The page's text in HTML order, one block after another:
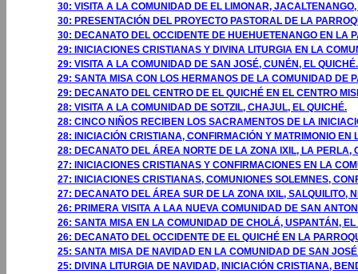
30: VISITA A LA COMUNIDAD DE EL LIMONAR,
30: PRESENTACIÓN DEL PROYECTO PASTORAL DE LA
30: DECANATO DEL OCCIDENTE DE HUEHUETENANGO EN LA
29: INICIACIONES CRISTIANAS Y DIVINA LITURGIA EN LA
29: VISITA A LA COMUNIDAD DE SAN JOSÉ, CUNÉN, EL QUICHÉ.
29: SANTA MISA CON LOS HERMANOS DE LA COMUNIDAD DE
29: DECANATO DEL CENTRO DE EL QUICHÉ EN EL CENTRO
28: VISITA A LA COMUNIDAD DE SOTZIL, CHAJUL, EL QUICHÉ.
28: CINCO NIÑOS RECIBEN LOS SACRAMENTOS DE LA
28: INICIACIÓN CRISTIANA, CONFIRMACIÓN Y MATRIMONIO
28: DECANATO DEL ÁREA NORTE DE LA ZONA IXIL, LA PERLA,
27: INICIACIONES CRISTIANAS Y CONFIRMACIONES EN LA
27: INICIACIONES CRISTIANAS, COMUNIONES SOLEMNES,
27: DECANATO DEL ÁREA SUR DE LA ZONA IXIL, SALQUILITO,
26: PRIMERA VISITA A LAA NUEVA COMUNIDAD DE SAN
26: SANTA MISA EN LA COMUNIDAD DE CHOLÁ, USPANTÁN, EL
26: DECANATO DEL OCCIDENTE DE EL QUICHÉ EN LA
25: SANTA MISA DE NAVIDAD EN LA COMUNIDAD DE SAN
25: DIVINA LITURGIA DE NAVIDAD, INICIACIÓN CRISTIANA,